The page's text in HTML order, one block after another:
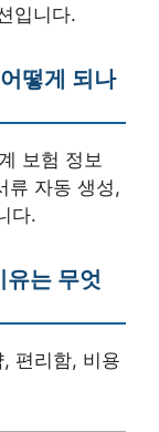
입니다.
떻게 되나
보험 정보
류 자동 생성,
다.
는 무엇
편리함, 비용